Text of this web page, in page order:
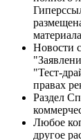
Новости
"Тест-
правах
Раздел
Любое
другое